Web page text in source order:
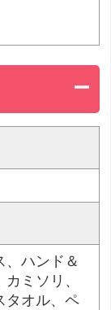
、ハンド＆
ミソリ、
タオル、ペ